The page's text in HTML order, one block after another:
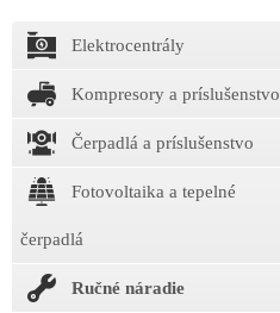
Elektrocentrály
Kompresory a príslušenstvo
Čerpadlá a príslušenstvo
Fotovoltaika a tepelné
čerpadlá
Ručné náradie